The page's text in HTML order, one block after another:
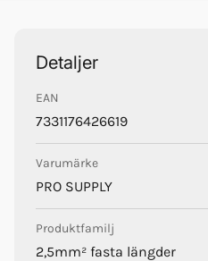
Pro Supply
Detaljer
EAN
7331176426619
Varumärke
PRO SUPPLY
Produktfamilj
2,5mm² fasta längder